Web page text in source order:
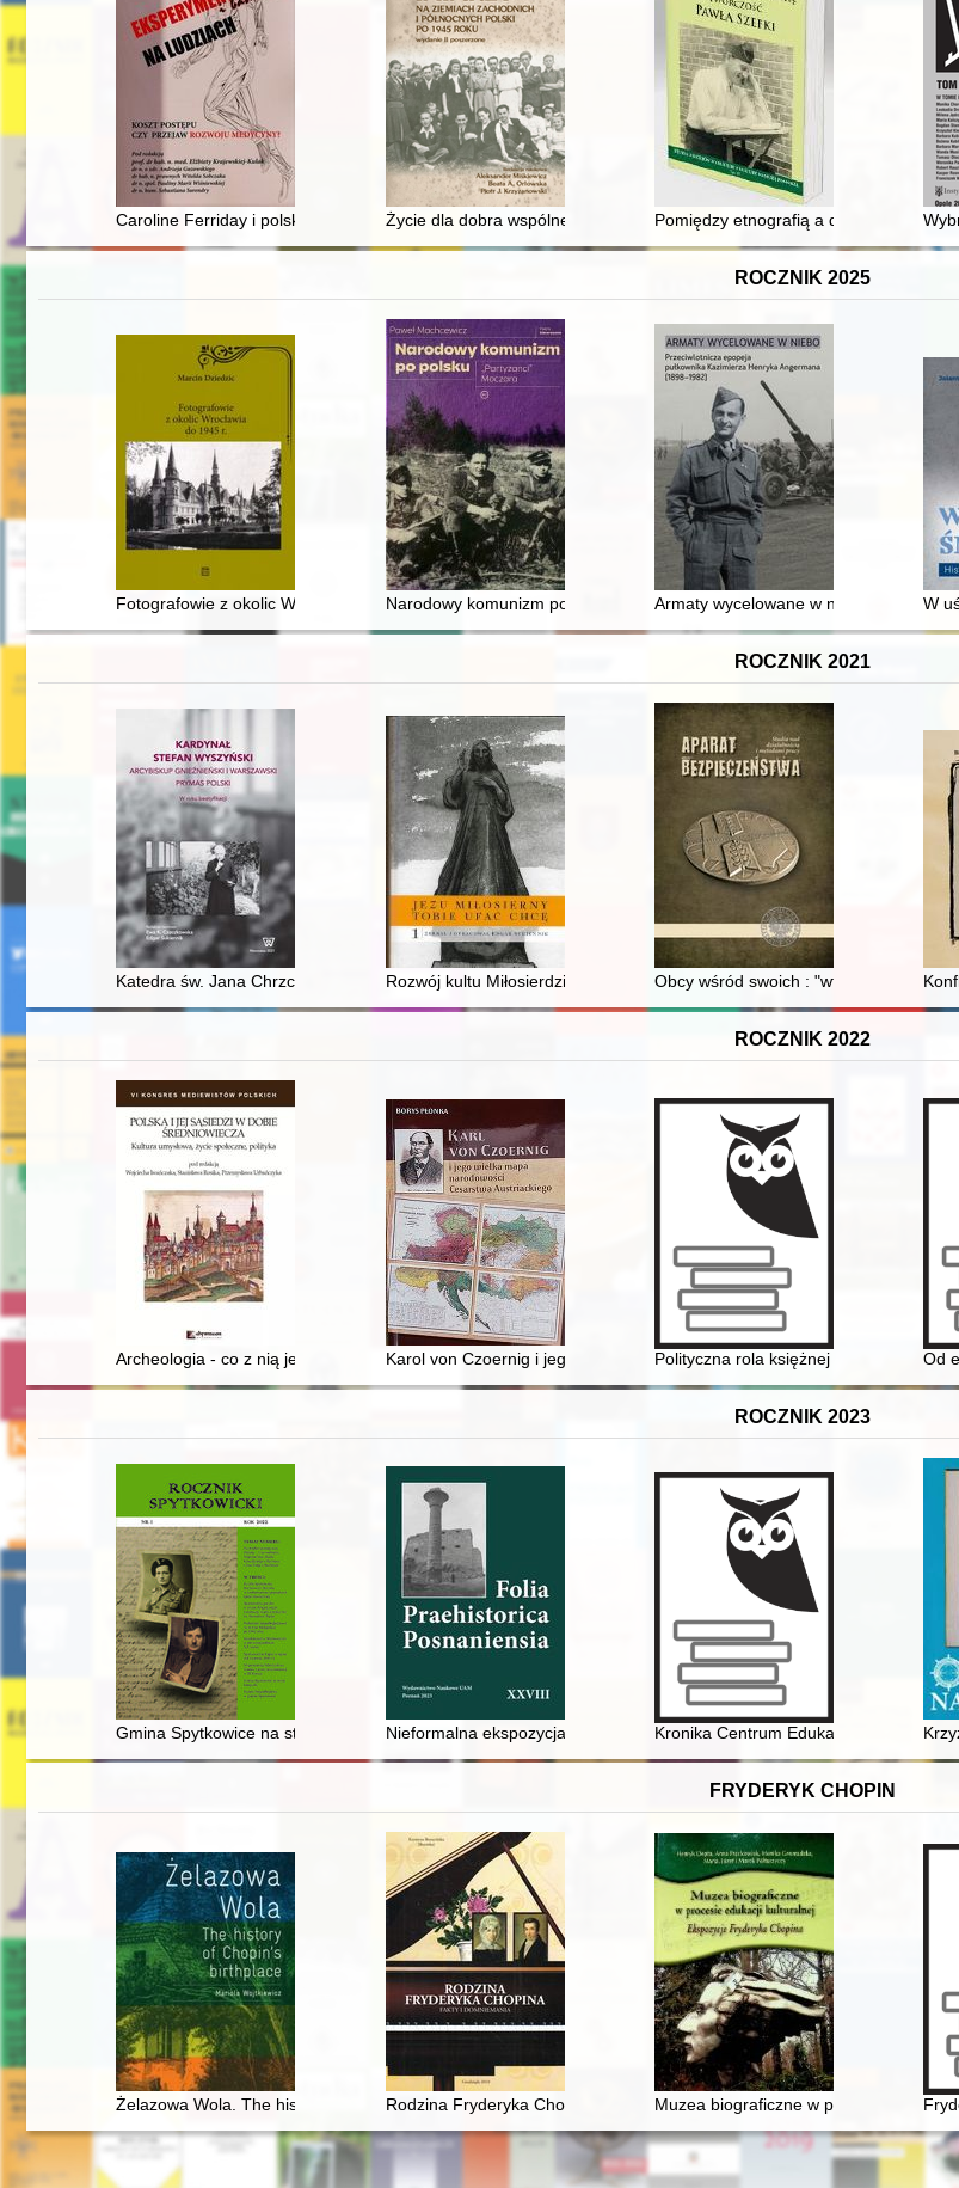
Caroline Ferriday i polskie króliki z Ravensbrück : historia zamknięta w archiwum
Życie dla dobra wspólnego Pomiędzy etnografią a dramaturgią
ROCZNIK 2025
Fotografowie z okolic Wrocławia do 1945 rNarodowy komunizm po polsku : "partyzanci" Moczara
Armaty wycelowane w niebo : W
ROCZNIK 2021
Katedra św. Jana Chrzciciela w Warszawie jako księga Historii Polski - wkład prymasa Stefana Wyszyńskiego
Rozwój kultu Miłosierdzia Bożego w Archidiecezji Warszawskiej na
Obcy wśród swoich : "wtyczki"
ROCZNIK 2022
Archeologia - co z nią jest i co będzie?Karol von Czoernig i jego wielka mapa narodowości Cesarstwa
Polityczna rola księżnej Izabeli z Od
ROCZNIK 2023
Gmina Spytkowice na starej fotografii - recenzja]Nieformalna ekspozycja materialnego dziedzictwa kulturowego -
Kronika Centrum Edukacji Młodzieży
FRYDERYK CHOPIN
Żelazowa Wola. The history of Chopin's birthplaceRodzina Fryderyka Chopina. Fakty i domniemaniaMuzea biograficzne w procesie